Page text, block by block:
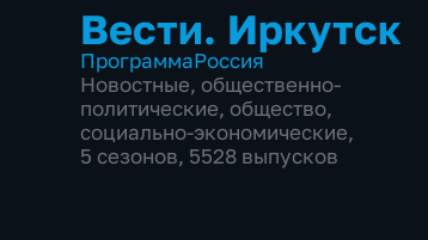
Вести. Иркутск
ПрограммаРоссия
Новостные, общественно-
политические, общество,
социально-экономические,
5 сезонов, 5528 выпусков